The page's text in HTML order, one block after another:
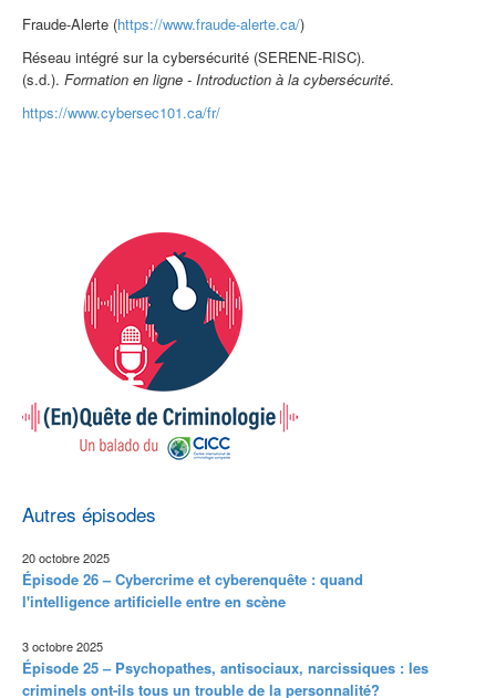
Fraude-Alerte (https://www.fraude-alerte.ca/)
Réseau intégré sur la cybersécurité (SERENE-RISC).
(s.d.). Formation en ligne - Introduction à la cybersécurité.
https://www.cybersec101.ca/fr/
Autres épisodes
20 octobre 2025
Épisode 26 – Cybercrime et cyberenquête : quand
l'intelligence artificielle entre en scène
3 octobre 2025
Épisode 25 – Psychopathes, antisociaux, narcissiques : les
criminels ont-ils tous un trouble de la personnalité?